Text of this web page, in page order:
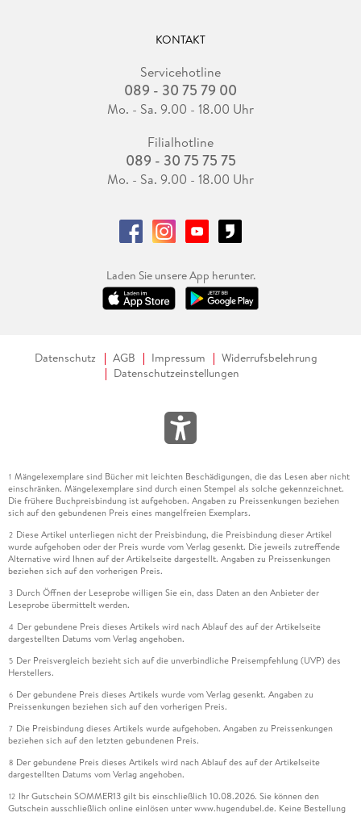
KONTAKT
Servicehotline
089 - 30 75 79 00
Mo. - Sa. 9.00 - 18.00 Uhr
Filialhotline
089 - 30 75 75 75
Mo. - Sa. 9.00 - 18.00 Uhr
Laden Sie unsere App herunter.
Datenschutz AGB Impressum
Widerrufsbelehrung
Datenschutzeinstellungen
1 Mängelexemplare sind Bücher mit leichten Beschädigungen, die das Lesen aber nicht
einschränken. Mängelexemplare sind durch einen Stempel als solche gekennzeichnet.
Die frühere Buchpreisbindung ist aufgehoben. Angaben zu Preissenkungen beziehen
sich auf den gebundenen Preis eines mangelfreien Exemplars.
2 Diese Artikel unterliegen nicht der Preisbindung, die Preisbindung dieser Artikel
wurde aufgehoben oder der Preis wurde vom Verlag gesenkt. Die jeweils zutreffende
Alternative wird Ihnen auf der Artikelseite dargestellt. Angaben zu Preissenkungen
beziehen sich auf den vorherigen Preis.
3 Durch Öffnen der Leseprobe willigen Sie ein, dass Daten an den Anbieter der
Leseprobe übermittelt werden.
4 Der gebundene Preis dieses Artikels wird nach Ablauf des auf der Artikelseite
dargestellten Datums vom Verlag angehoben.
5 Der Preisvergleich bezieht sich auf die unverbindliche Preisempfehlung (UVP) des
Herstellers.
6 Der gebundene Preis dieses Artikels wurde vom Verlag gesenkt. Angaben zu
Preissenkungen beziehen sich auf den vorherigen Preis.
7 Die Preisbindung dieses Artikels wurde aufgehoben. Angaben zu Preissenkungen
beziehen sich auf den letzten gebundenen Preis.
8 Der gebundene Preis dieses Artikels wird nach Ablauf des auf der Artikelseite
dargestellten Datums vom Verlag angehoben.
12 Ihr Gutschein SOMMER13 gilt bis einschließlich 10.08.2026. Sie können den
Gutschein ausschließlich online einlösen unter www.hugendubel.de. Keine Bestellung